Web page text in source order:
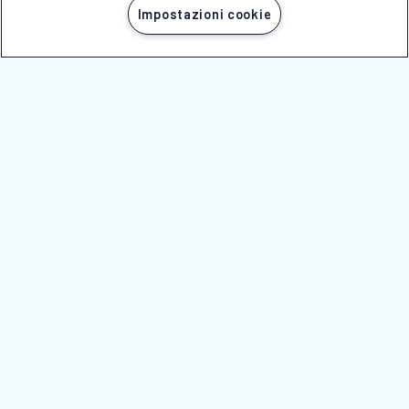
NOTE LEGALI
Impostazioni cookie